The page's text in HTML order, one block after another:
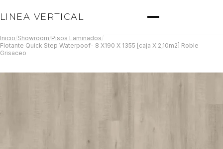
LINEA VERTICAL
Inicio Showroom Pisos Laminados
Flotante Quick Step Waterpoof- 8 X190 X 1355 [caja X 2,10m2] Roble
Grisaceo